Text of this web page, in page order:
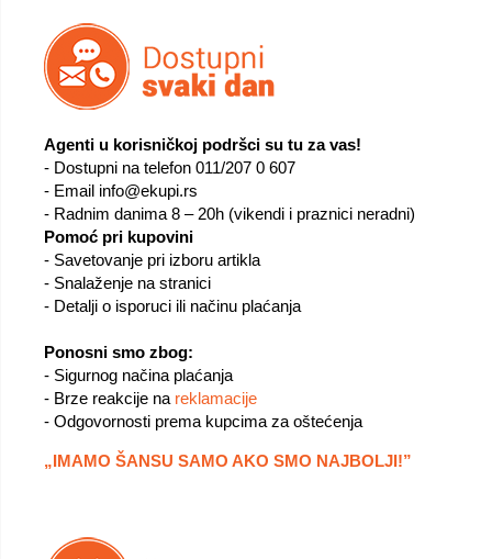
Agenti u korisničkoj podršci su tu za vas!
- Dostupni na telefon 011/207 0 607
- Email info@ekupi.rs
- Radnim danima 8 – 20h (vikendi i praznici neradni)
Pomoć pri kupovini
- Savetovanje pri izboru artikla
- Snalaženje na stranici
- Detalji o isporuci ili načinu plaćanja
Ponosni smo zbog:
- Sigurnog načina plaćanja
- Brze reakcije na reklamacije
- Odgovornosti prema kupcima za oštećenja
„IMAMO ŠANSU SAMO AKO SMO NAJBOLJI!”